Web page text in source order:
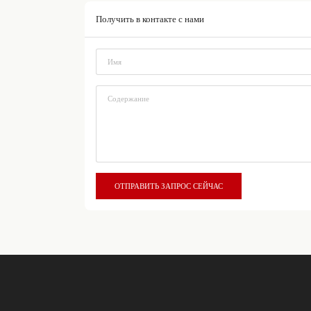
Получить в контакте с нами
ОТПРАВИТЬ ЗАПРОС СЕЙЧАС